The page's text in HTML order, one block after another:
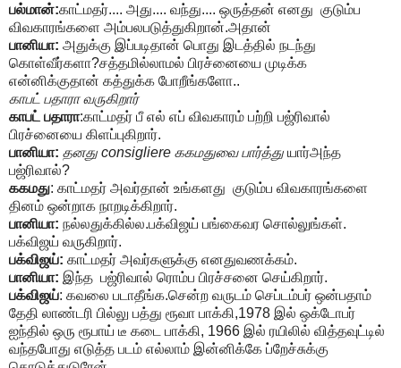
பல்மான்:காட்மதர்.... அது.... வந்து.... ஒருத்தன் எனது குடும்ப
விவகாரங்களை அம்பலபடுத்துகிறான்.அதான்
பானியா: அதுக்கு இப்படிதான் பொது இடத்தில் நடந்து
கொள்வீர்களா?சத்தமில்லாமல் பிரச்னையை முடிக்க
என்னிக்குதான் கத்துக்க போறீங்களோ..
காபட் பதாரா வருகிறார்
காபட் பதாரா:காட்மதர் பீ எல் எப் விவகாரம் பற்றி பஜ்ரிவால்
பிரச்னையை கிளப்புகிறார்.
பானியா: தனது consigliere ககமதுவை பார்த்து யார்அந்த
பஜ்ரிவால்?
ககமது: காட்மதர் அவர்தான் உங்களது குடும்ப விவகாரங்களை
தினம் ஒன்றாக நாறடிக்கிறார்.
பானியா: நல்லதுக்கில்ல.பக்விஜய் பங்கைவர சொல்லுங்கள்.
பக்விஜய் வருகிறார்.
பக்விஜய்: காட்மதர் அவர்களுக்கு எனதுவணக்கம்.
பானியா: இந்த பஜ்ரிவால் ரொம்ப பிரச்சனை செய்கிறார்.
பக்விஜய்: கவலை படாதீங்க.சென்ற வருடம் செப்டம்பர் ஒன்பதாம்
தேதி லாண்டரி பில்லு பத்து ரூவா பாக்கி,1978 இல் ஒக்டோபர்
ஐந்தில் ஒரு ரூபாய் டீ கடை பாக்கி, 1966 இல் ரயிலில் வித்தவுட்டில்
வந்தபோது எடுத்த படம் எல்லாம் இன்னிக்கே ப்றேச்சுக்கு